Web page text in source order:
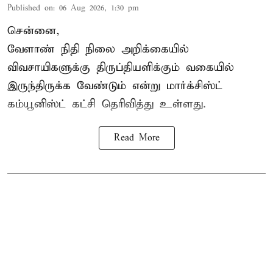
Published on: 06 Aug 2026, 1:30 pm
சென்னை,
வேளாண் நிதி நிலை அறிக்கையில்
விவசாயிகளுக்கு திருப்தியளிக்கும் வகையில்
இருந்திருக்க வேண்டும் என்று மார்க்சிஸ்ட்
கம்யூனிஸ்ட் கட்சி தெரிவித்து உள்ளது.
Read More